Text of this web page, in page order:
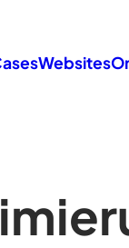
Websites